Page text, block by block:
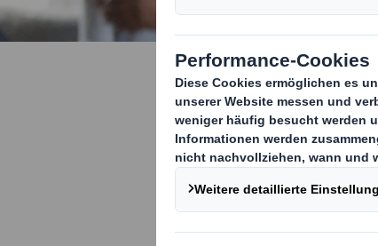
Ein